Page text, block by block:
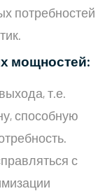
потребностей
мощностей:
т.е.
способную
с